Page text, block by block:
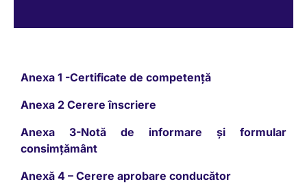
Anexa 1 -Certificate de competență
Anexa 2 Cerere înscriere
Anexa 3-Notă de informare și formular
consimțământ
Anexă 4 – Cerere aprobare conducător